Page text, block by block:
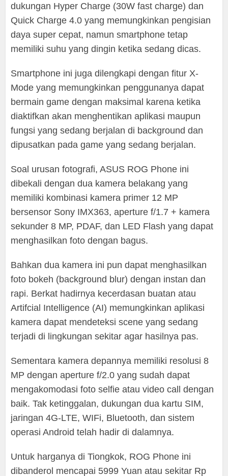
dukungan Hyper Charge (30W fast charge) dan
Quick Charge 4.0 yang memungkinkan pengisian
daya super cepat, namun smartphone tetap
memiliki suhu yang dingin ketika sedang dicas.
Smartphone ini juga dilengkapi dengan fitur X-
Mode yang memungkinkan penggunanya dapat
bermain game dengan maksimal karena ketika
diaktifkan akan menghentikan aplikasi maupun
fungsi yang sedang berjalan di background dan
dipusatkan pada game yang sedang berjalan.
Soal urusan fotografi, ASUS ROG Phone ini
dibekali dengan dua kamera belakang yang
memiliki kombinasi kamera primer 12 MP
bersensor Sony IMX363, aperture f/1.7 + kamera
sekunder 8 MP, PDAF, dan LED Flash yang dapat
menghasilkan foto dengan bagus.
Bahkan dua kamera ini pun dapat menghasilkan
foto bokeh (background blur) dengan instan dan
rapi. Berkat hadirnya kecerdasan buatan atau
Artifcial Intelligence (AI) memungkinkan aplikasi
kamera dapat mendeteksi scene yang sedang
terjadi di lingkungan sekitar agar hasilnya pas.
Sementara kamera depannya memiliki resolusi 8
MP dengan aperture f/2.0 yang sudah dapat
mengakomodasi foto selfie atau video call dengan
baik. Tak ketinggalan, dukungan dua kartu SIM,
jaringan 4G-LTE, WIFi, Bluetooth, dan sistem
operasi Android telah hadir di dalamnya.
Untuk harganya di Tiongkok, ROG Phone ini
dibanderol mencapai 5999 Yuan atau sekitar Rp